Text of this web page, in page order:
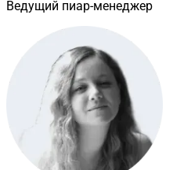
Ведущий пиар-менеджер